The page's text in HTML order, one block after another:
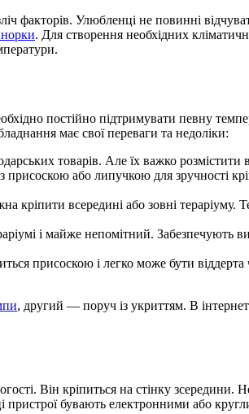
факторів. Улюбленці не повинні
. Для створення необхідних
постійно підтримувати певну
має свої переваги та недоліки:
товарів. Але їх важко розмістити
або липучкою для зручності
кріпити всередині або зовні
і майже непомітний. Забезпечують
присоскою і легко може бути
, другий — поруч із укриттям. В
Він кріпиться на стінку
бувають електронними або